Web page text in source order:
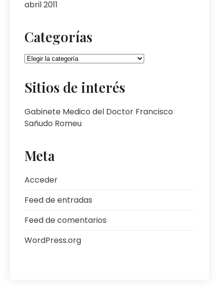
abril 2011
Categorías
Categorías
Sitios de interés
Gabinete Medico del Doctor Francisco
Sañudo Romeu
Meta
Acceder
Feed de entradas
Feed de comentarios
WordPress.org